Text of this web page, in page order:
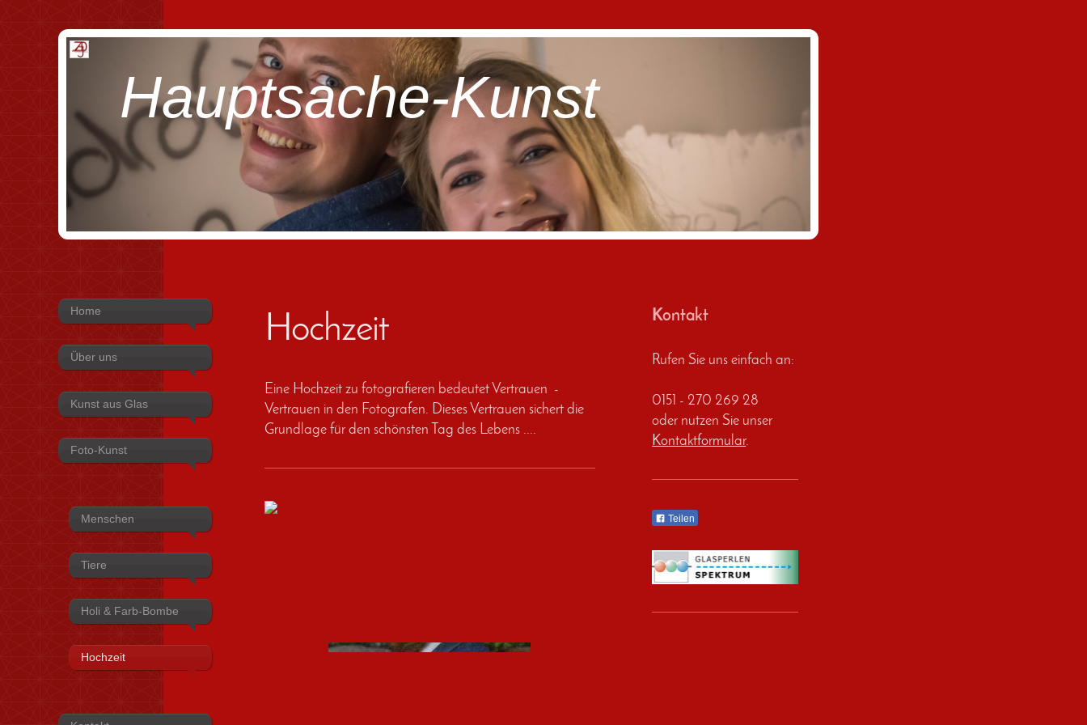
Hauptsache-Kunst
Home
Über uns
Kunst aus Glas
Foto-Kunst
Menschen
Tiere
Holi & Farb-Bombe
Hochzeit
Hochzeit
Eine Hochzeit zu fotografieren bedeutet Vertrauen -
Vertrauen in den Fotografen. Dieses Vertrauen sichert die
Grundlage für den schönsten Tag des Lebens ....
Kontakt
Rufen Sie uns einfach an:
0151 - 270 269 28
oder nutzen Sie unser
Kontaktformular.
Teilen